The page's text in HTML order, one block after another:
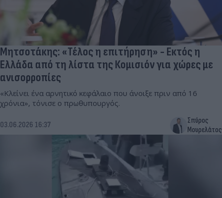
Μητσοτάκης: «Τέλος η επιτήρηση» - Εκτός η
Ελλάδα από τη λίστα της Κομισιόν για χώρες με
ανισορροπίες
«Κλείνει ένα αρνητικό κεφάλαιο που άνοιξε πριν από 16
χρόνια», τόνισε ο πρωθυπουργός.
03.06.2026 16:37
Σπύρος
Μουρελάτος